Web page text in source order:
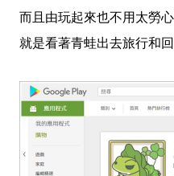
而且由玩起來也不用太勞心
就是看著青蛙出去旅行和回